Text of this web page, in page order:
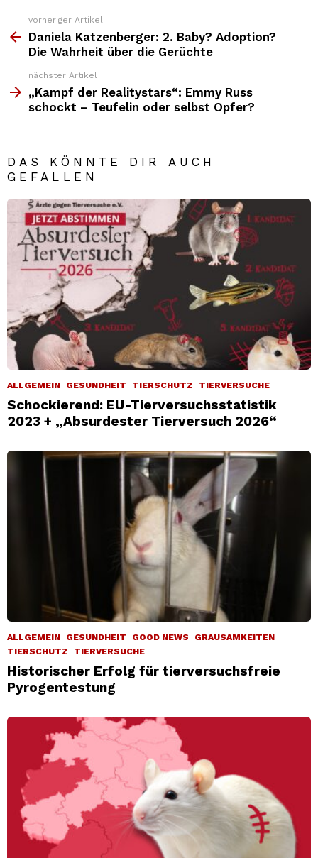
Weitere
Top
News
vorheriger Artikel
Daniela Katzenberger: 2. Baby? Adoption?
Die Wahrheit über die Gerüchte
nächster Artikel
„Kampf der Realitystars“: Emmy Russ
schockt – Teufelin oder selbst Opfer?
DAS KÖNNTE DIR AUCH
GEFALLEN
ALLGEMEIN GESUNDHEIT TIERSCHUTZ TIERVERSUCHE
Schockierend: EU-Tierversuchsstatistik
2023 + „Absurdester Tierversuch 2026“
ALLGEMEIN GESUNDHEIT GOOD NEWS
GRAUSAMKEITEN
TIERSCHUTZ
TIERVERSUCHE
Historischer Erfolg für tierversuchsfreie
Pyrogentestung